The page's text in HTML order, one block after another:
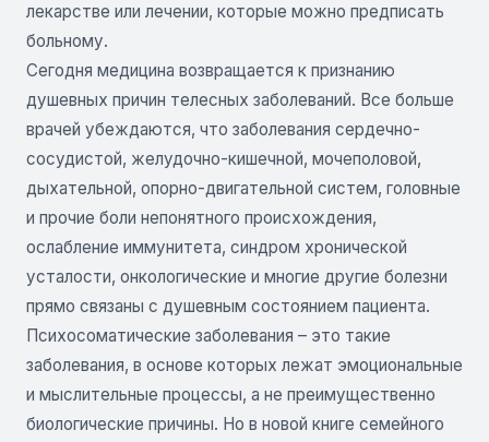
лекарстве или лечении, которые можно предписать
больному.
Сегодня медицина возвращается к признанию
душевных причин телесных заболеваний. Все больше
врачей убеждаются, что заболевания сердечно-
сосудистой, желудочно-кишечной, мочеполовой,
дыхательной, опорно-двигательной систем, головные
и прочие боли непонятного происхождения,
ослабление иммунитета, синдром хронической
усталости, онкологические и многие другие болезни
прямо связаны с душевным состоянием пациента.
Психосоматические заболевания – это такие
заболевания, в основе которых лежат эмоциональные
и мыслительные процессы, а не преимущественно
биологические причины. Но в новой книге семейного